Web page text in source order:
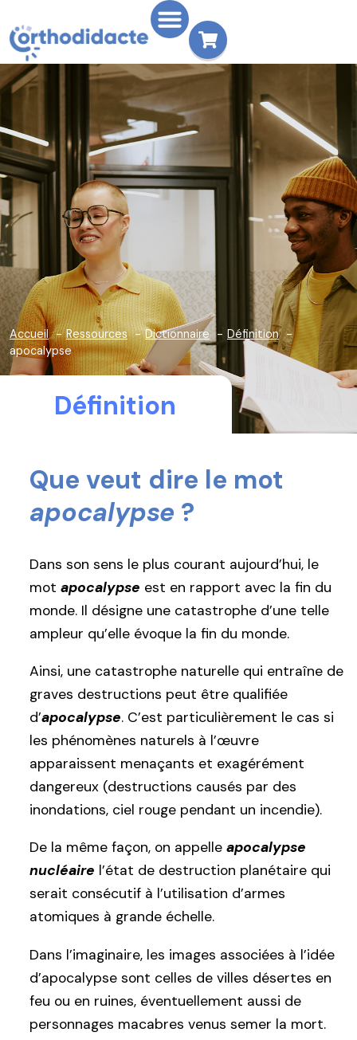
Accueil Ressources Dictionnaire
Définition
apocalypse
Définition
Que veut dire le mot
apocalypse ?
Dans son sens le plus courant aujourd’hui, le
mot apocalypse est en rapport avec la fin du
monde. Il désigne une catastrophe d’une telle
ampleur qu’elle évoque la fin du monde.
Ainsi, une catastrophe naturelle qui entraîne de
graves destructions peut être qualifiée
d’apocalypse. C’est particulièrement le cas si
les phénomènes naturels à l’œuvre
apparaissent menaçants et exagérément
dangereux (destructions causés par des
inondations, ciel rouge pendant un incendie).
De la même façon, on appelle apocalypse
nucléaire l’état de destruction planétaire qui
serait consécutif à l’utilisation d’armes
atomiques à grande échelle.
Dans l’imaginaire, les images associées à l’idée
d’apocalypse sont celles de villes désertes en
feu ou en ruines, éventuellement aussi de
personnages macabres venus semer la mort.